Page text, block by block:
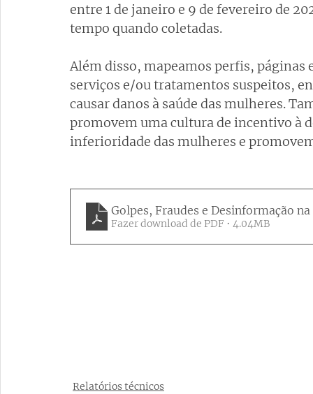
entre 1 de janeiro e 9 de fevereiro de
tempo quando coletadas.
Além disso, mapeamos perfis,
serviços e/ou tratamentos suspeitos,
causar danos à saúde das mulheres.
promovem uma cultura de incentivo à
inferioridade das mulheres e
Golpes, Fraudes e Desinformação
Fazer download de PDF • 4.04MB
Relatórios técnicos